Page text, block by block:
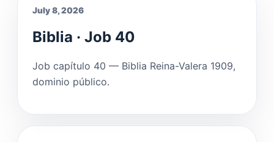
July 8, 2026
Biblia · Job 40
Job capítulo 40 — Biblia Reina-Valera 1909,
dominio público.